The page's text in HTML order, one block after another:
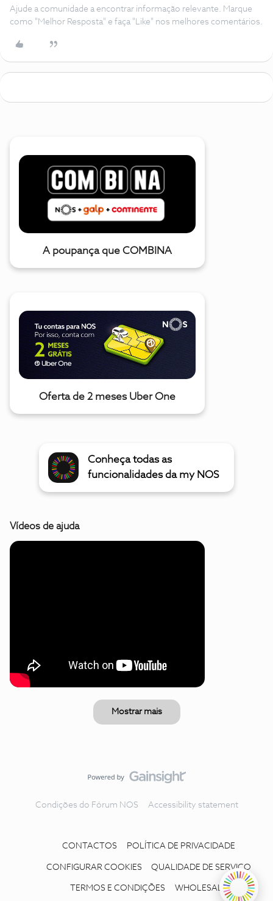
Ajude a comunidade a encontrar informação relevante. Marque
como "Melhor Resposta" e faça "Like" nos melhores comentários.
A poupança que COMBINA
Oferta de 2 meses Uber One
Conheça todas as
funcionalidades da my NOS
Vídeos de ajuda
Mostrar mais
Condições do Fórum NOS Accessibility statement
CONTACTOS POLÍTICA DE PRIVACIDADE
CONFIGURAR COOKIES QUALIDADE DE SERVIÇO
TERMOS E CONDIÇÕES WHOLESALE